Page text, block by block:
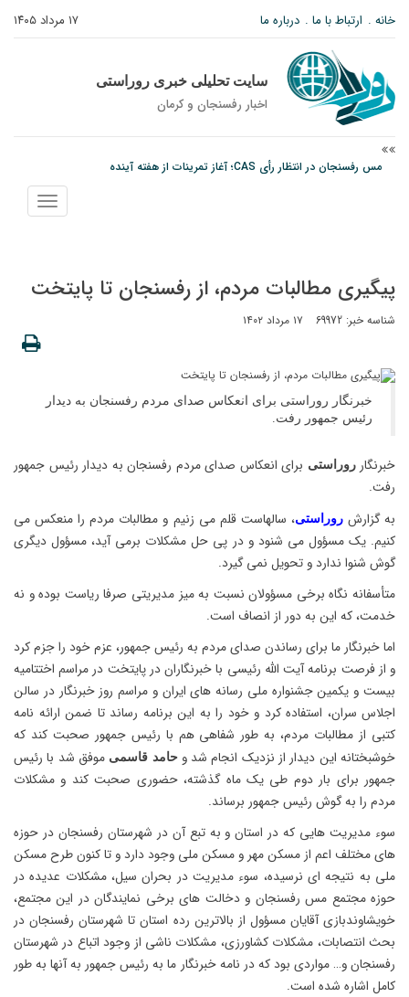
۱۷ مرداد ۱۴۰۵ خانه ارتباط با ما درباره ما
سایت تحلیلی خبری روراستی
اخبار رفسنجان و كرمان
مس رفسنجان در انتظار رأی CAS؛ آغاز تمرینات از هفته آینده
پیام رئیس کل دادگستری استان کرمان به مناسبت ۱۷ مردادماه سالروز شهادت شهید
نمایش
منو
پیگیری مطالبات مردم، از رفسنجان تا پایتخت
شناسه خبر: 69972 ۱۷ مرداد ۱۴۰۲
خبرنگار روراستی برای انعکاس صدای مردم رفسنجان به دیدار
رئیس جمهور رفت.
خبرنگارروراستی برای انعکاس صدای مردم رفسنجان به دیدار رئیس جمهور
رفت.
به گزارشروراستی، سالهاست قلم می زنیم و مطالبات مردم را منعکس می
کنیم. یک مسؤول می شنود و در پی حل مشکلات برمی آید، مسؤول دیگری
گوش شنوا ندارد و تحویل نمی گیرد.
متأسفانه نگاه برخی مسؤولان نسبت به میز مدیریتی صرفا ریاست بوده و نه
خدمت، که این به دور از انصاف است.
اما خبرنگار ما برای رساندن صدای مردم به رئیس جمهور، عزم خود را جزم کرد
و از فرصت برنامه آیت الله رئیسی با خبرنگاران در پایتخت در مراسم اختتامیه
بیست و یکمین جشنواره ملی رسانه های ایران و مراسم روز خبرنگار در سالن
اجلاس سران، استفاده کرد و خود را به این برنامه رساند تا ضمن ارائه نامه
کتبی از مطالبات مردم، به طور شفاهی هم با رئیس جمهور صحبت کند که
خوشبختانه این دیدار از نزدیک انجام شد وحامد قاسمی موفق شد با رئیس
جمهور برای بار دوم طی یک ماه گذشته، حضوری صحبت کند و مشکلات
مردم را به گوش رئیس جمهور برساند.
سوء مدیریت هایی که در استان و به تبع آن در شهرستان رفسنجان در حوزه
های مختلف اعم از مسکن مهر و مسکن ملی وجود دارد و تا کنون طرح مسکن
ملی به نتیجه ای نرسیده، سوء مدیریت در بحران سیل، مشکلات عدیده در
حوزه مجتمع مس رفسنجان و دخالت های برخی نمایندگان در این مجتمع،
خویشاوندبازی آقایان مسؤول از بالاترین رده استان تا شهرستان رفسنجان در
بحث انتصابات، مشکلات کشاورزی، مشکلات ناشی از وجود اتباع در شهرستان
رفسنجان و… مواردی بود که در نامه خبرنگار ما به رئیس جمهور به آنها به طور
کامل اشاره شده است.